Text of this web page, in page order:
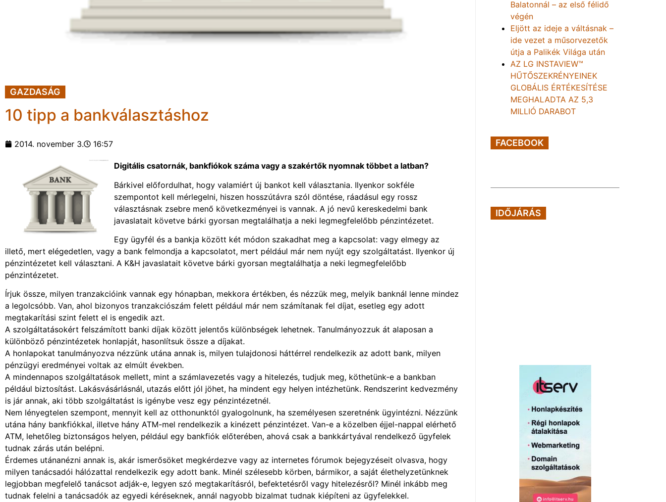
GAZDASÁG
10 tipp a bankválasztáshoz
2014. november 3. 16:57
Digitális csatornák, bankfiókok száma vagy a szakértők nyomnak többet a latban?
Bárkivel előfordulhat, hogy valamiért új bankot kell választania. Ilyenkor sokféle
szempontot kell mérlegelni, hiszen hosszútávra szól döntése, ráadásul egy rossz
választásnak zsebre menő következményei is vannak. A jó nevű kereskedelmi bank
javaslatait követve bárki gyorsan megtalálhatja a neki legmegfelelőbb pénzintézetet.
Egy ügyfél és a bankja között két módon szakadhat meg a kapcsolat: vagy elmegy az
illető, mert elégedetlen, vagy a bank felmondja a kapcsolatot, mert például már nem nyújt egy szolgáltatást. Ilyenkor új
pénzintézetet kell választani. A K&H javaslatait követve bárki gyorsan megtalálhatja a neki legmegfelelőbb
pénzintézetet.
Írjuk össze, milyen tranzakcióink vannak egy hónapban, mekkora értékben, és nézzük meg, melyik banknál lenne mindez
a legolcsóbb. Van, ahol bizonyos tranzakciószám felett például már nem számítanak fel díjat, esetleg egy adott
megtakarítási szint felett el is engedik azt.
A szolgáltatásokért felszámított banki díjak között jelentős különbségek lehetnek. Tanulmányozzuk át alaposan a
különböző pénzintézetek honlapját, hasonlítsuk össze a díjakat.
A honlapokat tanulmányozva nézzünk utána annak is, milyen tulajdonosi háttérrel rendelkezik az adott bank, milyen
pénzügyi eredményei voltak az elmúlt években.
A mindennapos szolgáltatások mellett, mint a számlavezetés vagy a hitelezés, tudjuk meg, köthetünk-e a bankban
például biztosítást. Lakásvásárlásnál, utazás előtt jól jöhet, ha mindent egy helyen intézhetünk. Rendszerint kedvezmény
is jár annak, aki több szolgáltatást is igénybe vesz egy pénzintézetnél.
Nem lényegtelen szempont, mennyit kell az otthonunktól gyalogolnunk, ha személyesen szeretnénk ügyintézni. Nézzünk
utána hány bankfiókkal, illetve hány ATM-mel rendelkezik a kinézett pénzintézet. Van-e a közelben éjjel-nappal elérhető
ATM, lehetőleg biztonságos helyen, például egy bankfiók előterében, ahová csak a bankkártyával rendelkező ügyfelek
tudnak zárás után belépni.
Érdemes utánanézni annak is, akár ismerősöket megkérdezve vagy az internetes fórumok bejegyzéseit olvasva, hogy
milyen tanácsadói hálózattal rendelkezik egy adott bank. Minél szélesebb körben, bármikor, a saját élethelyzetünknek
legjobban megfelelő tanácsot adják-e, legyen szó megtakarításról, befektetésről vagy hitelezésről? Minél inkább meg
tudnak felelni a tanácsadók az egyedi kéréseknek, annál nagyobb bizalmat tudnak kiépíteni az ügyfelekkel.
Balatonnál – az első félidő
végén
Eljött az ideje a váltásnak –
ide vezet a műsorvezetők
útja a Palikék Világa után
AZ LG INSTAVIEW™
HŰTŐSZEKRÉNYEINEK
GLOBÁLIS ÉRTÉKESÍTÉSE
MEGHALADTA AZ 5,3
MILLIÓ DARABOT
FACEBOOK
IDŐJÁRÁS